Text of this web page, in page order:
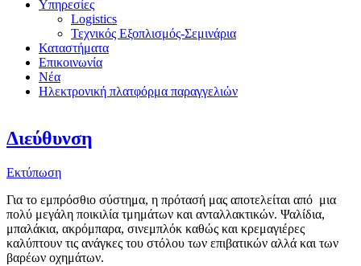
Υπηρεσίες
Logistics
Τεχνικός Εξοπλισμός-Σεμινάρια
Καταστήματα
Επικοινωνία
Νέα
Ηλεκτρονική πλατφόρμα παραγγελιών
Διεύθυνση
Εκτύπωση
Για το εμπρόσθιο σύστημα, η πρότασή μας αποτελείται από μια
πολύ μεγάλη ποικιλία τμημάτων και ανταλλακτικών. Ψαλίδια,
μπαλάκια, ακρόμπαρα, σινεμπλόκ καθώς και κρεμαγιέρες
καλύπτουν τις ανάγκες του στόλου των επιβατικών αλλά και των
βαρέων οχημάτων.